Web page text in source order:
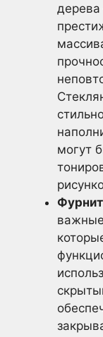
дерева
могут